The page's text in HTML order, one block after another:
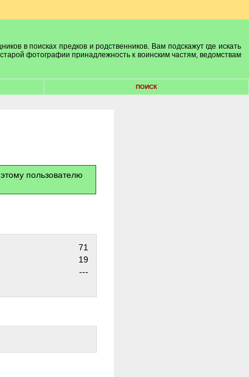
в поисках предков и родственников. Вам подскажут где искать
фотографии принадлежность к воинским частям, ведомствам
ПОИСК
пользователю
71
19
---